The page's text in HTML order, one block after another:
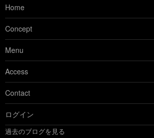
Home
Concept
Menu
Access
Contact
ログイン
過去のブログを見る